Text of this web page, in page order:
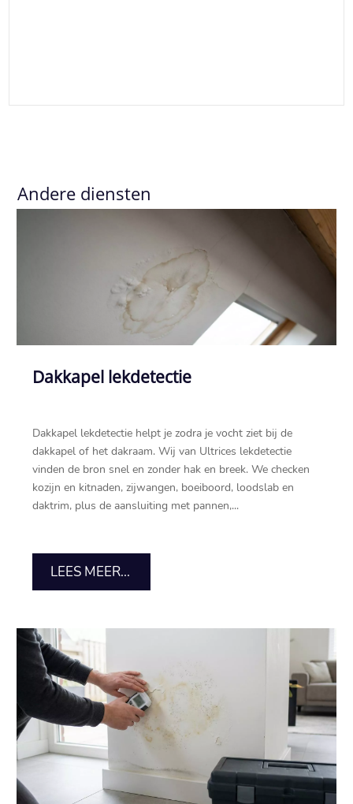
Andere diensten
Dakkapel lekdetectie
Dakkapel lekdetectie helpt je zodra je vocht ziet bij de
dakkapel of het dakraam.​ Wij van Ultrices lekdetectie
vinden de bron snel en zonder hak en breek.​ We checken
kozijn en kitnaden, zijwangen, boeiboord, loodslab en
daktrim, plus de aansluiting met pannen,...
LEES MEER...